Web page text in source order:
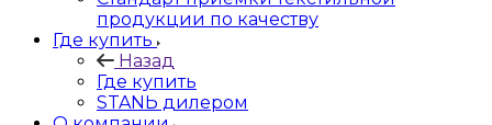
продукции по качеству
Где купить
Назад
Где купить
STANЬ дилером